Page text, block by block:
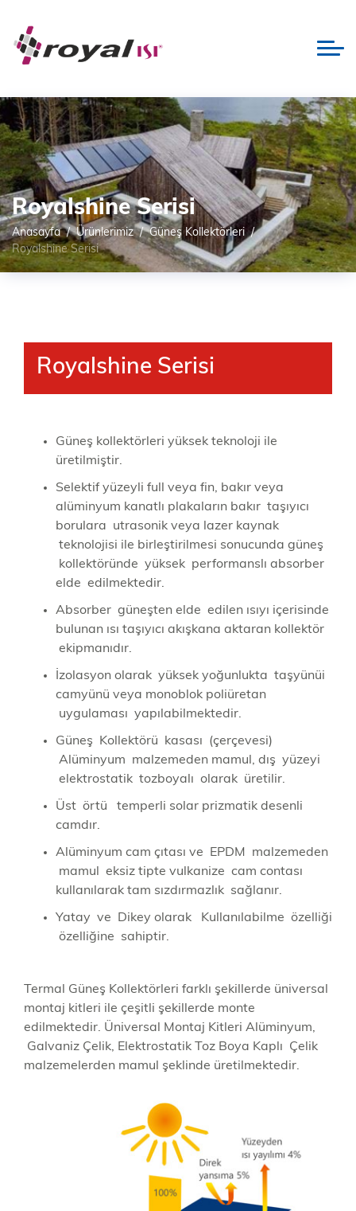
Royalshine Serisi
Anasayfa Ürünlerimiz
Güneş Kollektörleri
Royalshine Serisi
Royalshine Serisi
Güneş kollektörleri yüksek teknoloji ile
üretilmiştir.
Selektif yüzeyli full veya fin, bakır veya
alüminyum kanatlı plakaların bakır taşıyıcı
borulara utrasonik veya lazer kaynak
teknolojisi ile birleştirilmesi sonucunda güneş
kollektöründe yüksek performanslı absorber
elde edilmektedir.
Absorber güneşten elde edilen ısıyı içerisinde
bulunan ısı taşıyıcı akışkana aktaran kollektör
ekipmanıdır.
İzolasyon olarak yüksek yoğunlukta taşyünüi
camyünü veya monoblok poliüretan
uygulaması yapılabilmektedir.
Güneş Kollektörü kasası (çerçevesi)
Alüminyum malzemeden mamul, dış yüzeyi
elektrostatik tozboyalı olarak üretilir.
Üst örtü temperli solar prizmatik desenli
camdır.
Alüminyum cam çıtası ve EPDM malzemeden
mamul eksiz tipte vulkanize cam contası
kullanılarak tam sızdırmazlık sağlanır.
Yatay ve Dikey olarak Kullanılabilme özelliği
özelliğine sahiptir.
Termal Güneş Kollektörleri farklı şekillerde üniversal
montaj kitleri ile çeşitli şekillerde monte
edilmektedir. Üniversal Montaj Kitleri Alüminyum,
Galvaniz Çelik, Elektrostatik Toz Boya Kaplı Çelik
malzemelerden mamul şeklinde üretilmektedir.